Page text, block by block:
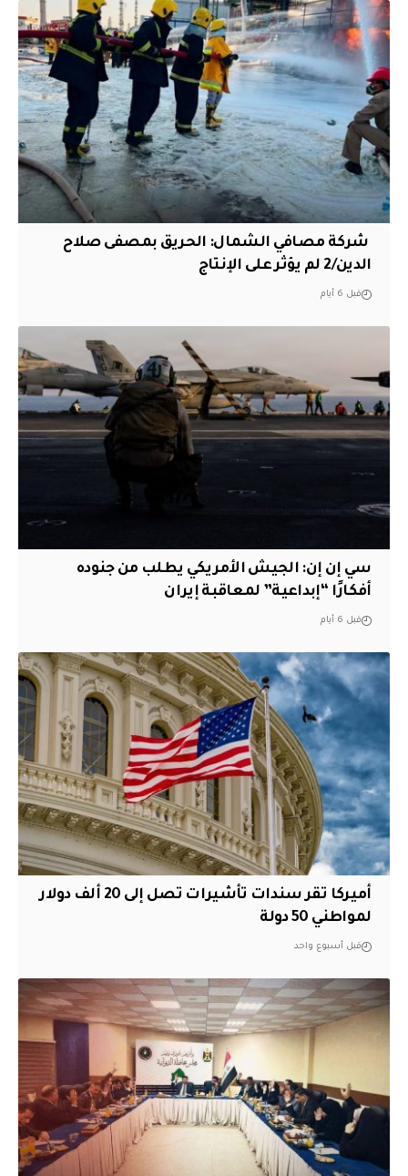
‏ شركة مصافي الشمال: الحريق بمصفى صلاح
الدين/2 لم يؤثر على الإنتاج
قبل 6 أيام
سي إن إن: الجيش الأمريكي يطلب من جنوده
أفكارًا “إبداعية” لمعاقبة إيران
قبل 6 أيام
أميركا تقر سندات تأشيرات تصل إلى 20 ألف دولار
لمواطني 50 دولة
قبل أسبوع واحد